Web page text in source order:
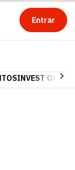
Entrar
INVEST OPINA